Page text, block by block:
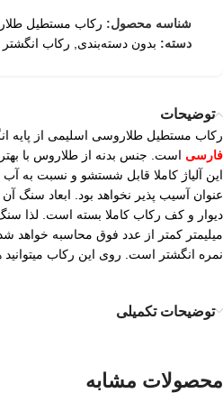
شناسه محصول: رکاب مستطیل
دسته: بدون دسته‌بندی رکاب
توضیحات
رکاب مستطیل طلاروسی اسلیمی از پایه
فارسی است. جنس بدنه از طلاروس با
این آلیاژ کاملا قابل شستشو و نسبت به
دیوار و کف رکاب کاملا بسته است. لذا
نمره انگشتر است. روی این رکاب
توضیحات تکمیلی
محصولات مشابه